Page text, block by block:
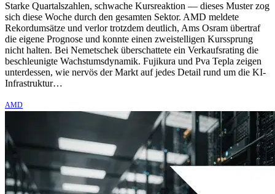
Starke Quartalszahlen, schwache Kursreaktion — dieses Muster zog
sich diese Woche durch den gesamten Sektor. AMD meldete
Rekordumsätze und verlor trotzdem deutlich, Ams Osram übertraf
die eigene Prognose und konnte einen zweistelligen Kurssprung
nicht halten. Bei Nemetschek überschattete ein Verkaufsrating die
beschleunigte Wachstumsdynamik. Fujikura und Pva Tepla zeigen
unterdessen, wie nervös der Markt auf jedes Detail rund um die KI-
Infrastruktur…
AMD